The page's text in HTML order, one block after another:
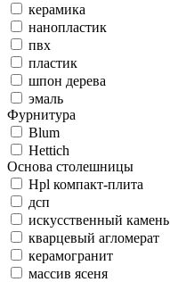
керамика
нанопластик
пвх
пластик
шпон дерева
эмаль
Фурнитура
Blum
Hettich
Основа столешницы
Hpl компакт-плита
дсп
искусственный камень
кварцевый агломерат
керамогранит
массив ясеня